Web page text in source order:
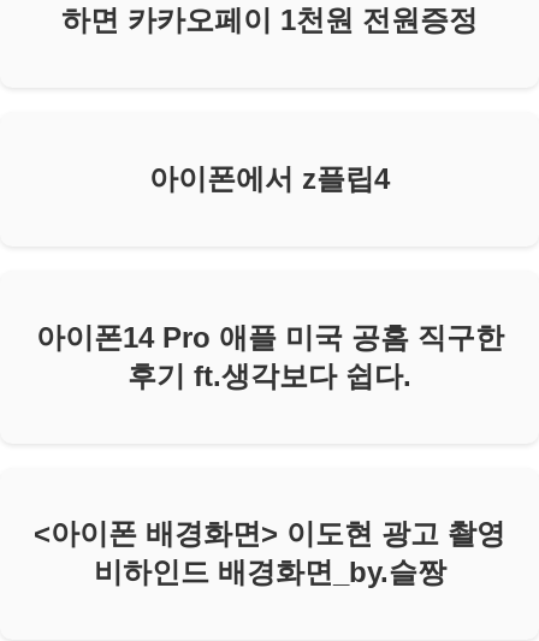
하면 카카오페이 1천원 전원증정
아이폰에서 z플립4
아이폰14 Pro 애플 미국 공홈 직구한
후기 ft.생각보다 쉽다.
<아이폰 배경화면> 이도현 광고 촬영
비하인드 배경화면_by.슬짱